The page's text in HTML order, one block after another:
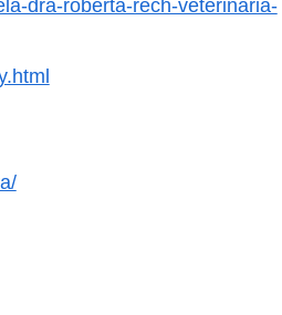
dra-roberta-rech-veterinaria-